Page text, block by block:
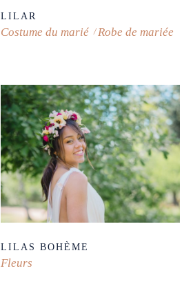
LILAR
Costume du marié Robe de mariée
LILAS BOHÈME
Fleurs